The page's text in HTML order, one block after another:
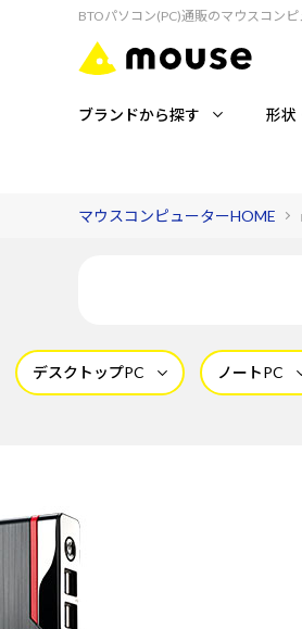
BTOパソコン(PC)通販のマウスコンピ
ブランドから探す 形状
マウスコンピューターHOME
デスクトップPC ノートPC